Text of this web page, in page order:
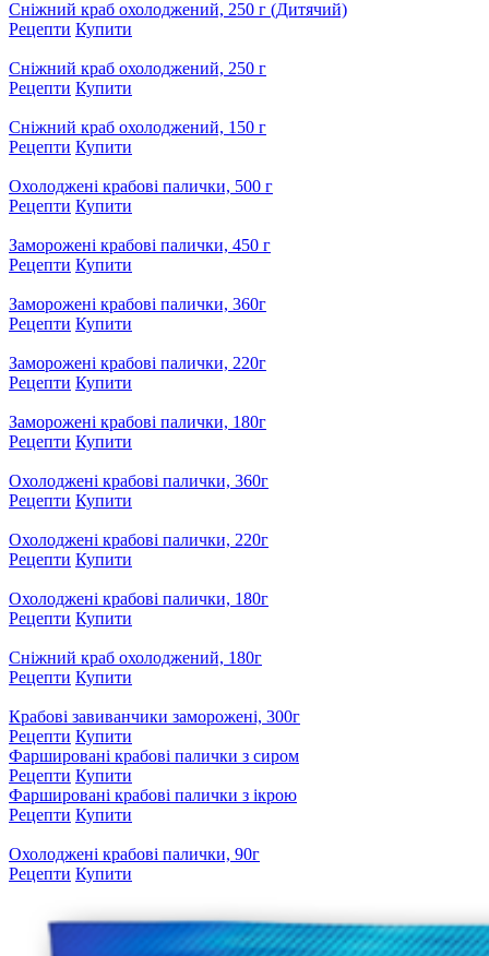
Сніжний краб охолоджений, 250 г (Дитячий)
Рецепти Купити
Сніжний краб охолоджений, 250 г
Рецепти Купити
Сніжний краб охолоджений, 150 г
Рецепти Купити
Охолоджені крабові палички, 500 г
Рецепти Купити
Заморожені крабові палички, 450 г
Рецепти Купити
Заморожені крабові палички, 360г
Рецепти Купити
Заморожені крабові палички, 220г
Рецепти Купити
Заморожені крабові палички, 180г
Рецепти Купити
Охолоджені крабові палички, 360г
Рецепти Купити
Охолоджені крабові палички, 220г
Рецепти Купити
Охолоджені крабові палички, 180г
Рецепти Купити
Сніжний краб охолоджений, 180г
Рецепти Купити
Крабові завиванчики заморожені, 300г
Рецепти Купити
Фаршировані крабові палички з сиром
Рецепти Купити
Фаршировані крабові палички з ікрою
Рецепти Купити
Охолоджені крабові палички, 90г
Рецепти Купити